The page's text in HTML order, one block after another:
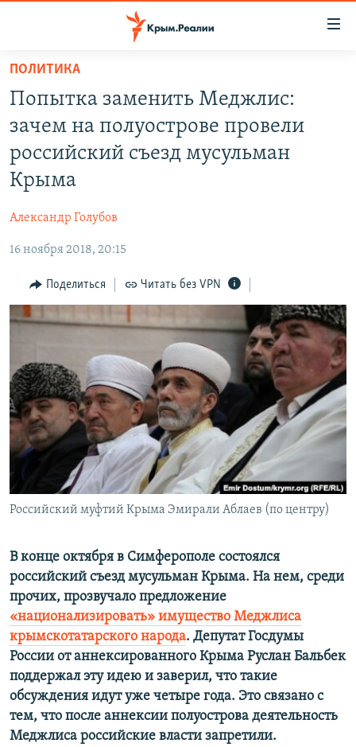
Вернуться
основному
содержанию
главной
Вернутся
ГРУЗ 200
ИСТОРИЯ
ИНТЕРАКТИВ
ИНФОГРАФИКА
ТЕЛЕПРОЕКТ КРЫМ.РЕАЛИИ
СОВЕТЫ ПРАВОЗАЩИТНИКОВ
ПОБЕДИТЕЛЕЙ НЕ СУДЯТ?
КРЫМ.НЕПОКОРЕННЫЙ
ELIFBE
УКРАИНСКАЯ ПРОБЛЕМА КРЫМА
РАДІО СВОБОДА
КАК ОБОЙТИ БЛОКИРОВКУ
Qırımtatar
ПРИСОЕДИНЯЙТЕСЬ!
Все сайты RFE/RL
ПОЛИТИКА
Попытка заменить Меджлис:
зачем на полуострове провели
российский съезд мусульман
Крыма
Александр Голубов
16 ноября 2018, 20:15
Поделиться Читать без VPN
Российский муфтий Крыма Эмирали Аблаев (по центру)
В конце октября в Симферополе состоялся
российский съезд мусульман Крыма. На нем, среди
прочих, прозвучало предложение
«национализировать» имущество Меджлиса
крымскотатарского народа. Депутат Госдумы
России от аннексированного Крыма Руслан Бальбек
поддержал эту идею и заверил, что такие
обсуждения идут уже четыре года. Это связано с
тем, что после аннексии полуострова деятельность
Меджлиса российские власти запретили.